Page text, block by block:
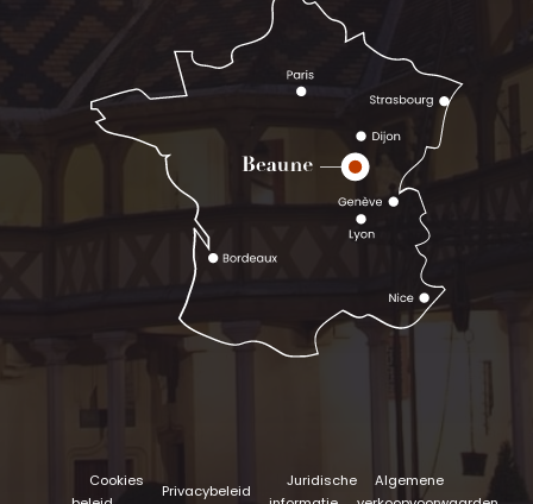
Cookies
Privacybeleid
Juridische
Algemene